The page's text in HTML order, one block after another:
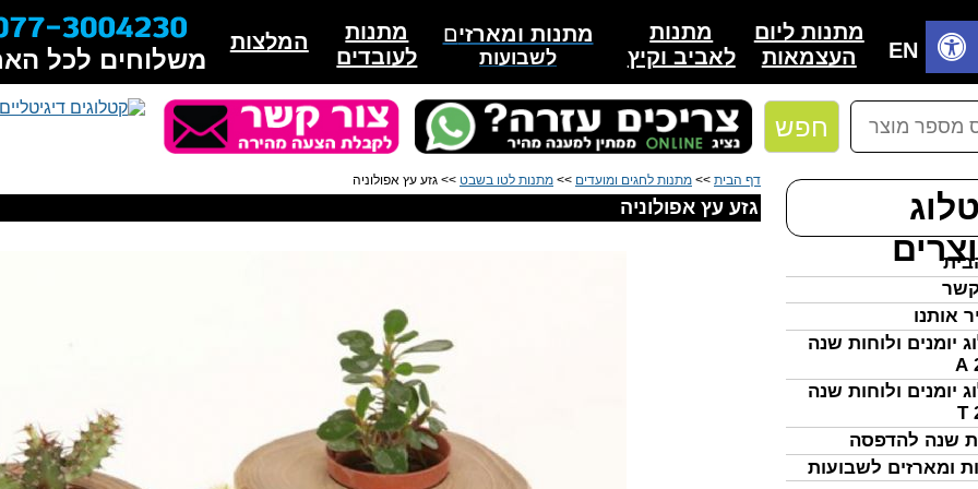
חפש
אותנו
יומנים ולוחות שנה
יומנים ולוחות שנה
שנה להדפסה
ומארזים לשבועות
EN
מתנות
לאביב וקיץ
המלצות
מתנות
לעובדים
מתנות ומארזים
לשבועות
מתנות ליום
העצמאות
משלוחים לכל
דף הבית >> מתנות לחגים ומועדים >> מתנות לטו בשבט >> גזע עץ אפולוניה
גזע עץ אפולוניה